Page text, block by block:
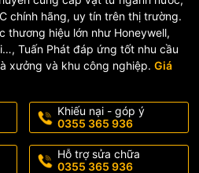
chính hãng, uy tín trên thị trường.
thương hiệu lớn như Honeywell,
Tuấn Phát đáp ứng tốt nhu cầu
xưởng và khu công nghiệp. Giá
Khiếu nại - góp ý
0355 365 936
Hỗ trợ sửa chữa
0355 365 936